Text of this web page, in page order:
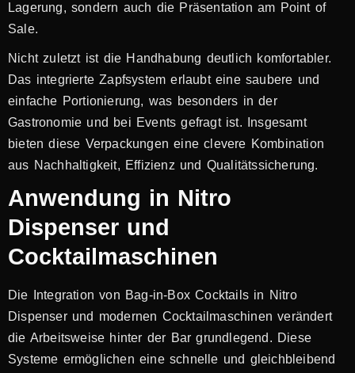
Lagerung, sondern auch die Präsentation am Point of
Sale.
Nicht zuletzt ist die Handhabung deutlich komfortabler.
Das integrierte Zapfsystem erlaubt eine saubere und
einfache Portionierung, was besonders in der
Gastronomie und bei Events gefragt ist. Insgesamt
bieten diese Verpackungen eine clevere Kombination
aus Nachhaltigkeit, Effizienz und Qualitätssicherung.
Anwendung in Nitro
Dispenser und
Cocktailmaschinen
Die Integration von Bag-in-Box Cocktails in Nitro
Dispenser und modernen Cocktailmaschinen verändert
die Arbeitsweise hinter der Bar grundlegend. Diese
Systeme ermöglichen eine schnelle und gleichbleibend